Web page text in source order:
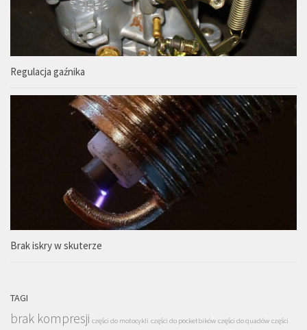
Regulacja gaźnika
Brak iskry w skuterze
TAGI
brak kompresji części do motocykli części do pocketbików części do quadów części